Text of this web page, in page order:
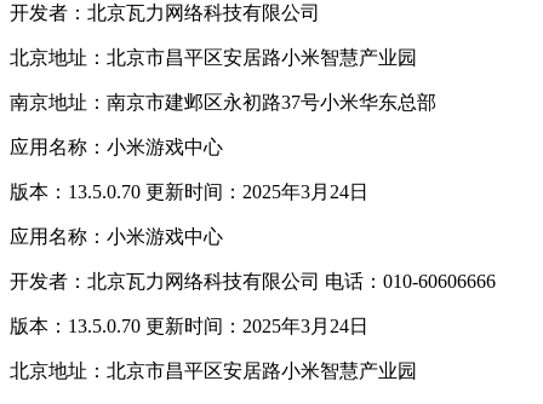
开发者：北京瓦力网络科技有限公司
北京地址：北京市昌平区安居路小米智慧产业园
南京地址：南京市建邺区永初路37号小米华东总部
应用名称：小米游戏中心
版本：13.5.0.70 更新时间：2025年3月24日
应用名称：小米游戏中心
开发者：北京瓦力网络科技有限公司 电话：010-60606666
版本：13.5.0.70 更新时间：2025年3月24日
北京地址：北京市昌平区安居路小米智慧产业园